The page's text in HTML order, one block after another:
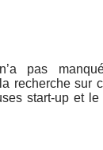
pas
recherche
start-up et